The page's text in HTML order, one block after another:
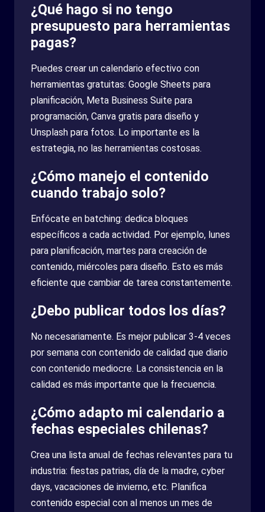
¿Qué hago si no tengo
presupuesto para herramientas
pagas?
Puedes crear un calendario efectivo con
herramientas gratuitas: Google Sheets para
planificación, Meta Business Suite para
programación, Canva gratis para diseño y
Unsplash para fotos. Lo importante es la
estrategia, no las herramientas costosas.
¿Cómo manejo el contenido
cuando trabajo solo?
Enfócate en batching: dedica bloques
específicos a cada actividad. Por ejemplo, lunes
para planificación, martes para creación de
contenido, miércoles para diseño. Esto es más
eficiente que cambiar de tarea constantemente.
¿Debo publicar todos los días?
No necesariamente. Es mejor publicar 3-4 veces
por semana con contenido de calidad que diario
con contenido mediocre. La consistencia en la
calidad es más importante que la frecuencia.
¿Cómo adapto mi calendario a
fechas especiales chilenas?
Crea una lista anual de fechas relevantes para tu
industria: fiestas patrias, día de la madre, cyber
days, vacaciones de invierno, etc. Planifica
contenido especial con al menos un mes de